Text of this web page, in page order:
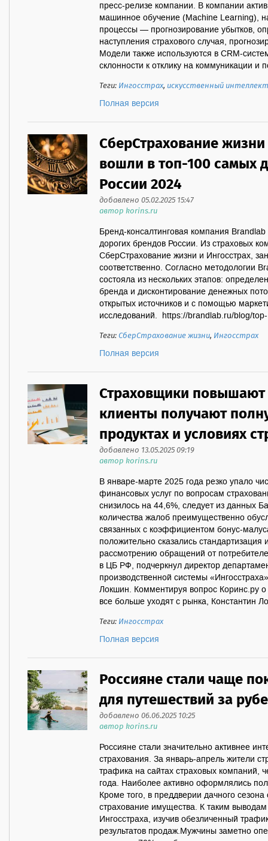
пресс-релизе компании. В компании
машинное обучение (Machine Learning),
процессы — прогнозирование убытков,
наступления страхового случая,
Модели также используются в CRM-
склонности к отклику на коммуникации и
Теги:Ингосстрах, искусственный интеллект
Полная версия
СберСтрахование
вошли в топ-100 самых
России 2024
добавлено 05.02.2025 15:47
автор korins.ru
Бренд-консалтинговая компания
дорогих брендов России. Из страховых
СберСтрахование жизни и Ингосстрах,
соответственно. Согласно методологии
состояла из нескольких этапов:
бренда и дисконтирование денежных
открытых источников и с помощью
исследований. https://brandlab.ru/blog/
Теги:СберСтрахование жизни, Ингосстрах
Полная версия
Страховщики повышают
клиенты получают
продуктах и условиях
добавлено 13.05.2025 09:19
автор korins.ru
В январе-марте 2025 года резко упало
финансовых услуг по вопросам
снизилось на 44,6%, следует из данных
количества жалоб преимущественно
связанных с коэффициентом бонус-
положительно сказались стандартизация
рассмотрению обращений от
в ЦБ РФ, подчеркнул директор
производственной системы
Локшин. Комментируя вопрос Коринс.ру о
все больше уходят с рынка, Константин
Теги:Ингосстрах
Полная версия
Россияне стали чаще
для путешествий за
добавлено 06.06.2025 10:25
автор korins.ru
Россияне стали значительно активнее
страхования. За январь-апрель жители
трафика на сайтах страховых компаний,
года. Наиболее активно оформлялись
Кроме того, в преддверии дачного
страхование имущества. К таким
Ингосстраха, изучив обезличенный
результатов продаж.Мужчины заметно